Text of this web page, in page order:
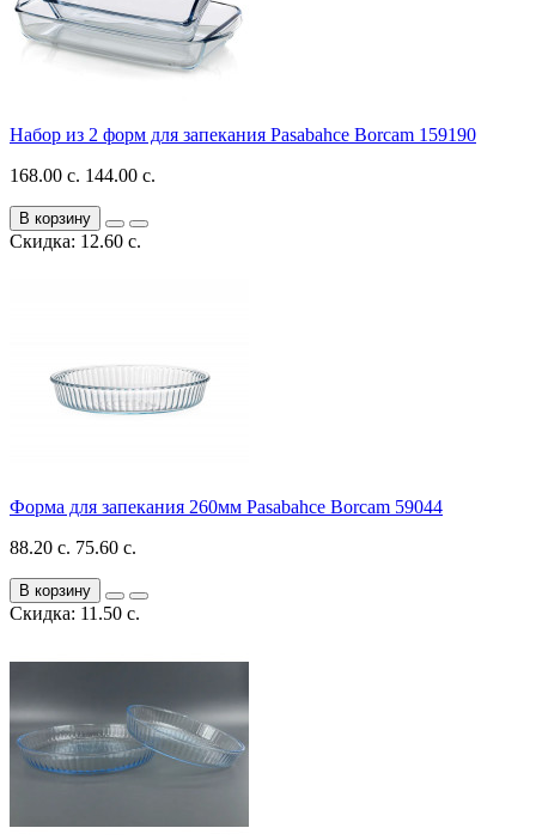
Набор из 2 форм для запекания Pasabahce Borcam 159190
168.00 с. 144.00 с.
В корзину
Скидка: 12.60 с.
Форма для запекания 260мм Pasabahce Borcam 59044
88.20 с. 75.60 с.
В корзину
Скидка: 11.50 с.